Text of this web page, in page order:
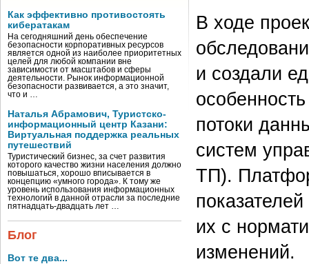
Как эффективно противостоять
кибератакам
На сегодняшний день обеспечение
безопасности корпоративных ресурсов
является одной из наиболее приоритетных
целей для любой компании вне
зависимости от масштабов и сферы
деятельности. Рынок информационной
безопасности развивается, а это значит,
что и …
Наталья Абрамович, Туристско-
информационный центр Казани:
Виртуальная поддержка реальных
путешествий
Туристический бизнес, за счет развития
которого качество жизни населения должно
повышаться, хорошо вписывается в
концепцию «умного города». К тому же
уровень использования информационных
технологий в данной отрасли за последние
пятнадцать-двадцать лет …
Блог
Вот те два...
В ходе
и создали
потоки
систем
ТП).
их с
изменений.